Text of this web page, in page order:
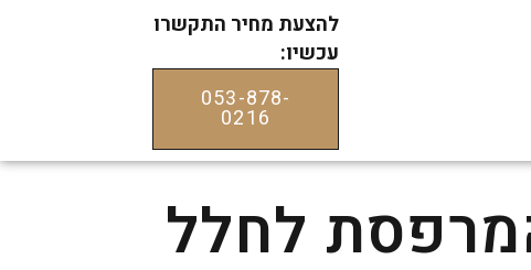
להצעת מחיר התקשרו
עכשיו:
053-878-
0216
לחלל